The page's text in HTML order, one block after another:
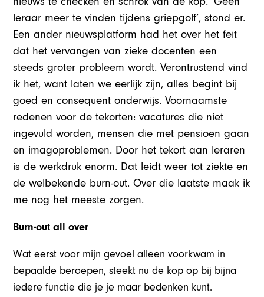
leraar meer te vinden tijdens griepgolf’, stond er.
Een ander nieuwsplatform had het over het feit
dat het vervangen van zieke docenten een
steeds groter probleem wordt. Verontrustend vind
ik het, want laten we eerlijk zijn, alles begint bij
goed en consequent onderwijs. Voornaamste
redenen voor de tekorten: vacatures die niet
ingevuld worden, mensen die met pensioen gaan
en imagoproblemen. Door het tekort aan leraren
is de werkdruk enorm. Dat leidt weer tot ziekte en
de welbekende burn-out. Over die laatste maak ik
me nog het meeste zorgen.
Burn-out all over
Wat eerst voor mijn gevoel alleen voorkwam in
bepaalde beroepen, steekt nu de kop op bij bijna
iedere functie die je je maar bedenken kunt.